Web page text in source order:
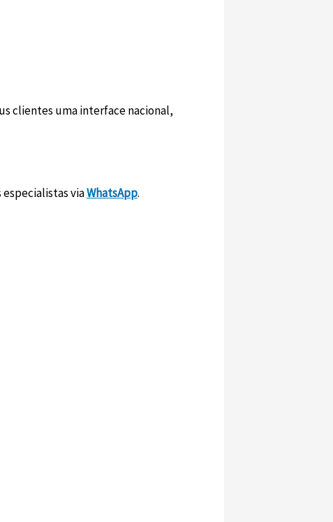
clientes uma interface nacional,
viaWhatsApp.